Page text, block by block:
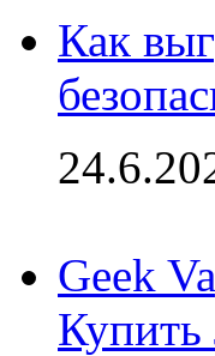
Как
Geek
Купить